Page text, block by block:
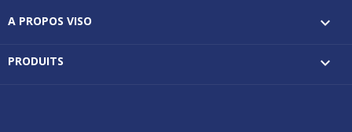
A PROPOS VISO 
PRODUITS 